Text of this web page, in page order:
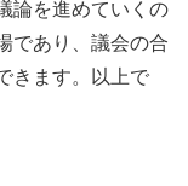
論を進めていくの
であり、議会の合
きます。以上で